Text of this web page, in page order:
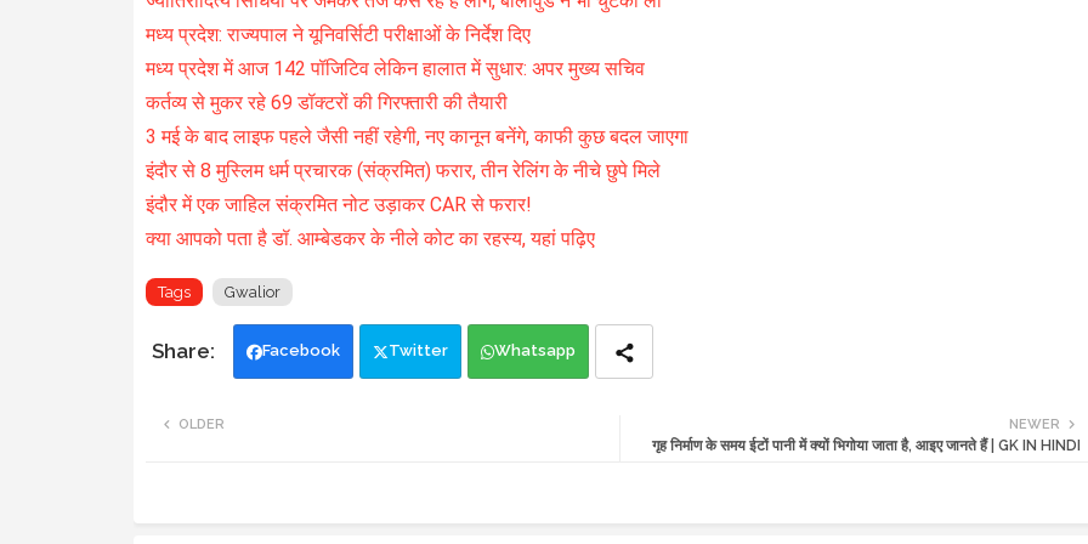
मध्य प्रदेश: राज्यपाल ने यूनिवर्सिटी परीक्षाओं के निर्देश दिए
मध्य प्रदेश में आज 142 पॉजिटिव लेकिन हालात में सुधार: अपर मुख्य सचिव
कर्तव्य से मुकर रहे 69 डॉक्टरों की गिरफ्तारी की तैयारी
3 मई के बाद लाइफ पहले जैसी नहीं रहेगी, नए कानून बनेंगे, काफी कुछ बदल जाएगा
इंदौर से 8 मुस्लिम धर्म प्रचारक (संक्रमित) फरार, तीन रेलिंग के नीचे छुपे मिले
इंदौर में एक जाहिल संक्रमित नोट उड़ाकर CAR से फरार!
क्या आपको पता है डॉ. आम्बेडकर के नीले कोट का रहस्य, यहां पढ़िए
Tags Gwalior
Facebook Twitter Whatsapp
NEWER
गृह निर्माण के समय ईटों पानी में क्यों भिगोया जाता है, आइए जानते हैं | GK IN HINDI
OLDER